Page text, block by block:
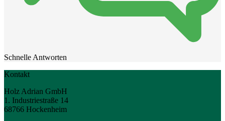
Schnelle Antworten
Kontakt
Holz Adrian GmbH
1. Industriestraße 14
68766 Hockenheim